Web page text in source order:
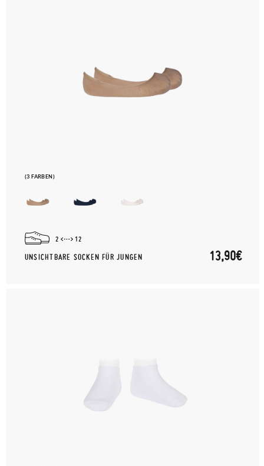
(3 FARBEN)
2 12
UNSICHTBARE SOCKEN FÜR JUNGEN 13,90€